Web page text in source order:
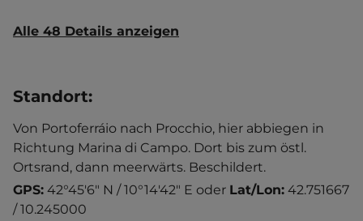
Alle 48 Details anzeigen
Standort:
Von Portoferráio nach Procchio, hier abbiegen in
Richtung Marina di Campo. Dort bis zum östl.
Ortsrand, dann meerwärts. Beschildert.
GPS: 42°45'6" N / 10°14'42" E oder Lat/Lon: 42.751667
/ 10.245000